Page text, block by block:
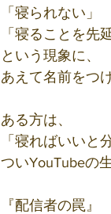
「寝られない」
「寝ることを先
という現象に、
あえて名前をつ
ある方は、
「寝ればいいと
ついYouTubeの
『配信者の罠』